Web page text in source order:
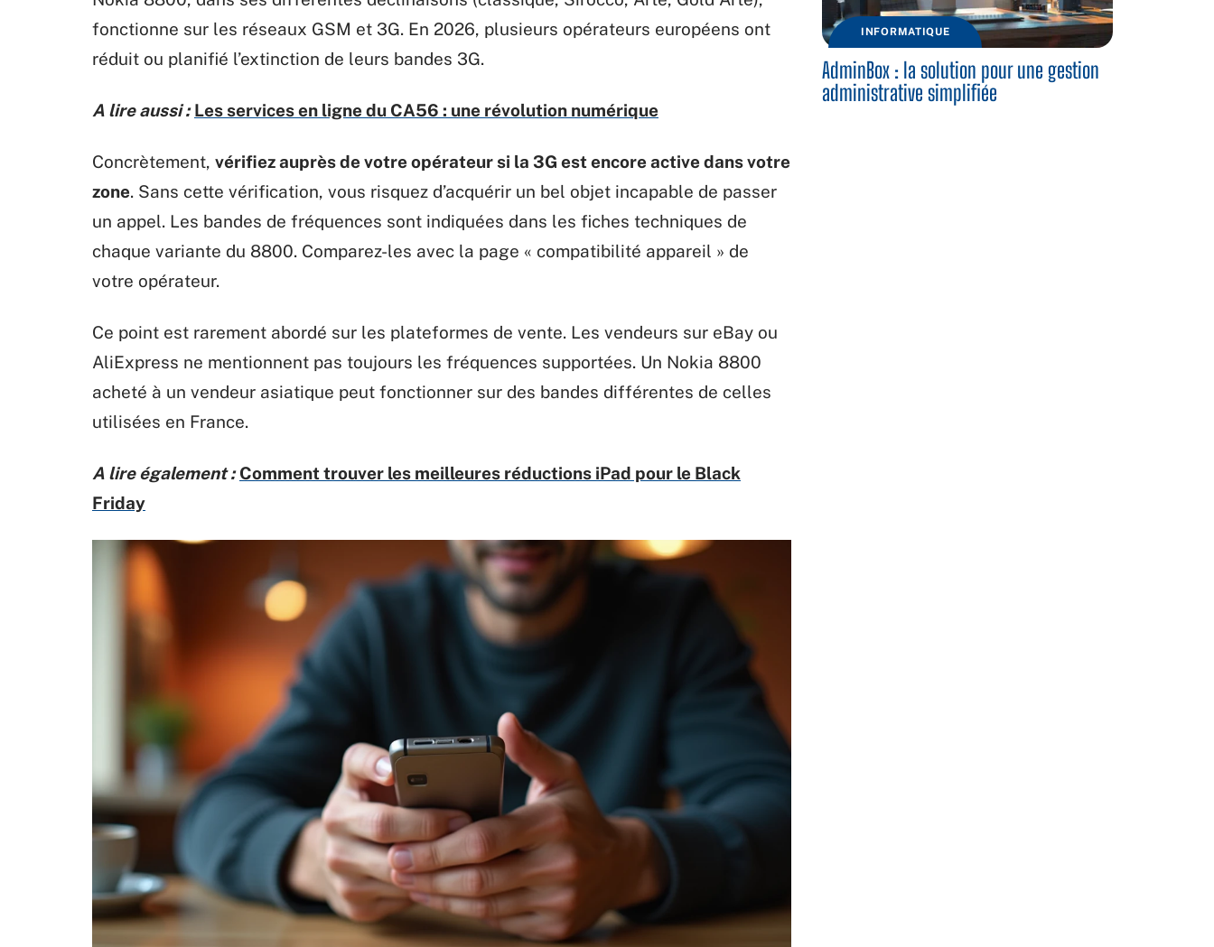
fonctionne sur les réseaux GSM et 3G. En 2026, plusieurs opérateurs européens ont
réduit ou planifié l’extinction de leurs bandes 3G.
A lire aussi : Les services en ligne du CA56 : une révolution numérique
Concrètement, vérifiez auprès de votre opérateur si la 3G est encore active dans votre
zone. Sans cette vérification, vous risquez d’acquérir un bel objet incapable de passer
un appel. Les bandes de fréquences sont indiquées dans les fiches techniques de
chaque variante du 8800. Comparez-les avec la page « compatibilité appareil » de
votre opérateur.
Ce point est rarement abordé sur les plateformes de vente. Les vendeurs sur eBay ou
AliExpress ne mentionnent pas toujours les fréquences supportées. Un Nokia 8800
acheté à un vendeur asiatique peut fonctionner sur des bandes différentes de celles
utilisées en France.
A lire également : Comment trouver les meilleures réductions iPad pour le Black
Friday
INFORMATIQUE
AdminBox : la solution pour une gestion
administrative simplifiée